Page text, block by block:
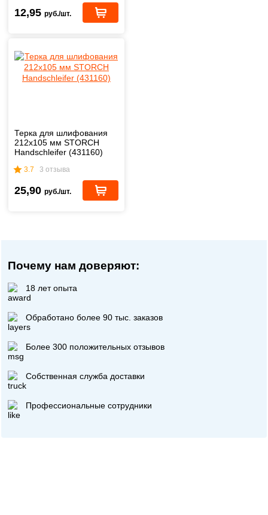
12,95 руб./шт.
Терка для шлифования
212х105 мм STORCH
Handschleifer (431160)
3.7 3 отзыва
25,90 руб./шт.
Почему нам доверяют:
18 лет опыта
Обработано более 90 тыс. заказов
Более 300 положительных отзывов
Собственная служба доставки
Профессиональные сотрудники